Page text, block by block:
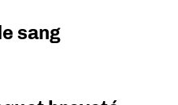
sang